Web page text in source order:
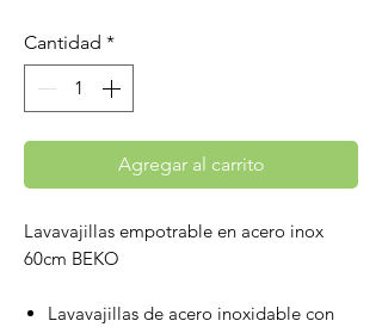
Cantidad *
Agregar al carrito
Lavavajillas empotrable en acero inox
60cm BEKO
Lavavajillas de acero inoxidable con